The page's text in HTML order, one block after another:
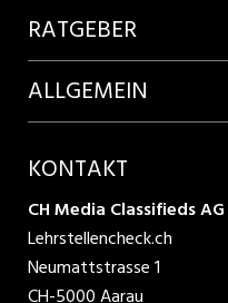
Lehrstellen suchen
Kundenlogin
Inserieren
Produkte
RATGEBER
Lehrberufe entdecken
ALLGEMEIN
AGB
Datenschutzbestimmungen
KONTAKT
CH Media Classifieds AG
Lehrstellencheck.ch
Neumattstrasse 1
CH-5000 Aarau